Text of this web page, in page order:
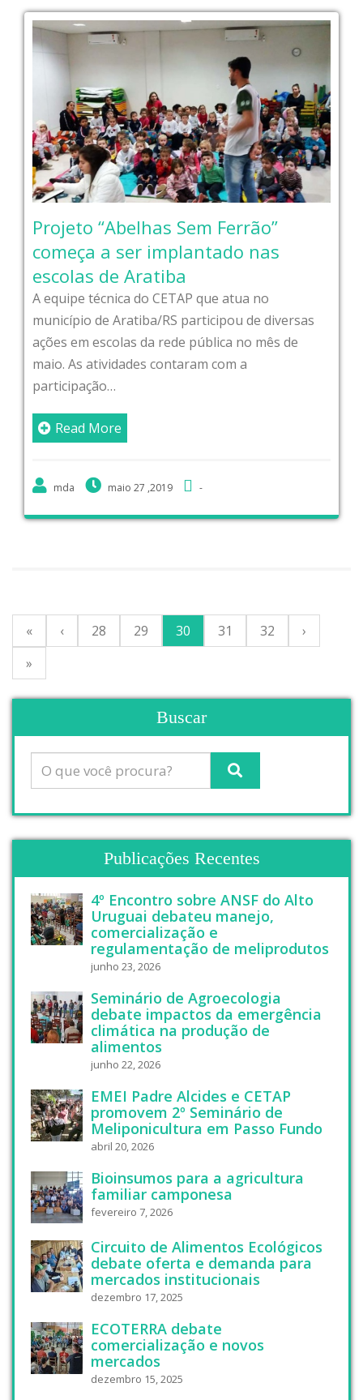
Projeto “Abelhas Sem Ferrão”
começa a ser implantado nas
escolas de Aratiba
A equipe técnica do CETAP que atua no
município de Aratiba/RS participou de diversas
ações em escolas da rede pública no mês de
maio. As atividades contaram com a
participação…
Read More
mda maio 27 ,2019 -
« ‹ 28 29 30 31 32
›
»
Buscar
Publicações Recentes
4º Encontro sobre ANSF do Alto
Uruguai debateu manejo,
comercialização e
regulamentação de meliprodutos
junho 23, 2026
Seminário de Agroecologia
debate impactos da emergência
climática na produção de
alimentos
junho 22, 2026
EMEI Padre Alcides e CETAP
promovem 2º Seminário de
Meliponicultura em Passo Fundo
abril 20, 2026
Bioinsumos para a agricultura
familiar camponesa
fevereiro 7, 2026
Circuito de Alimentos Ecológicos
debate oferta e demanda para
mercados institucionais
dezembro 17, 2025
ECOTERRA debate
comercialização e novos
mercados
dezembro 15, 2025